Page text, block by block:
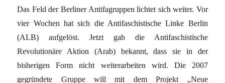
Das Feld der Berliner Antifagruppen lichtet sich weiter. Vor
vier Wochen hat sich die Antifaschistische Linke Berlin
(ALB) aufgelöst. Jetzt gab die Antifaschistische
Revolutionäre Aktion (Arab) bekannt, dass sie in der
bisherigen Form nicht weiterarbeiten wird. Die 2007
gegründete Gruppe will mit dem Projekt „Neue